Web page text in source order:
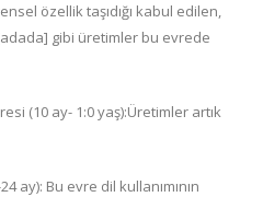
özellik taşıdığı kabul edilen,
gibi üretimler bu evrede
(10 ay- 1:0 yaş):Üretimler artık
ay): Bu evre dil kullanımının